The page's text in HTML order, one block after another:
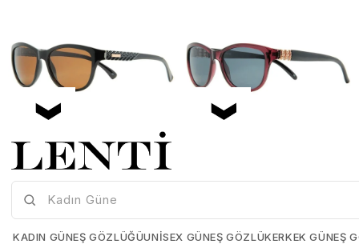
Mia-Maria-OF127-C2-56 Mia-Maria-OF126-C3-56
KADIN GÜNEŞ GÖZLÜĞÜUNISEX GÜNEŞ GÖZLÜKERKEK GÜNEŞ